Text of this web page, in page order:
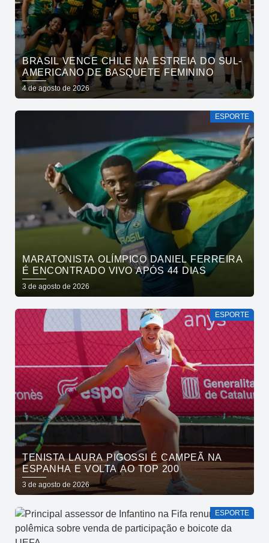
BRASIL VENCE CHILE NA ESTREIA DO SUL-
AMERICANO DE BASQUETE FEMININO
4 de agosto de 2026
ESPORTE
MARATONISTA OLÍMPICO DANIEL FERREIRA
É ENCONTRADO VIVO APÓS 44 DIAS
3 de agosto de 2026
ESPORTE
TENISTA LAURA PIGOSSI É CAMPEÃ NA
ESPANHA E VOLTA AO TOP 200
3 de agosto de 2026
ESPORTE